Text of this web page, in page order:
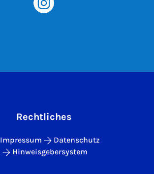
Rechtliches
Impressum
Datenschutz
Hinweisgebersystem